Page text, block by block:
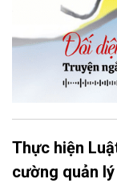
Thực hiện
cường quản